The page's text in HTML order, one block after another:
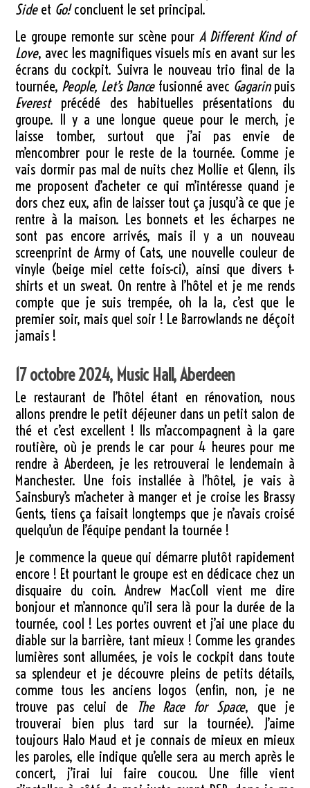
Sideet Go!concluent le set principal.
Le groupe remonte sur scène pour A Different Kind of
Love, avec les magnifiques visuels mis en avant sur les
écrans du cockpit. Suivra le nouveau trio final de la
tournée, People, Let’s Dancefusionné avec Gagarinpuis
Everestprécédé des habituelles présentations du
groupe. Il y a une longue queue pour le merch, je
laisse tomber, surtout que j’ai pas envie de
m’encombrer pour le reste de la tournée. Comme je
vais dormir pas mal de nuits chez Mollie et Glenn, ils
me proposent d’acheter ce qui m’intéresse quand je
dors chez eux, afin de laisser tout ça jusqu’à ce que je
rentre à la maison. Les bonnets et les écharpes ne
sont pas encore arrivés, mais il y a un nouveau
screenprint de Army of Cats, une nouvelle couleur de
vinyle (beige miel cette fois-ci), ainsi que divers t-
shirts et un sweat. On rentre à l’hôtel et je me rends
compte que je suis trempée, oh la la, c’est que le
premier soir, mais quel soir ! Le Barrowlands ne déçoit
jamais !
17 octobre 2024, Music Hall, Aberdeen
Le restaurant de l’hôtel étant en rénovation, nous
allons prendre le petit déjeuner dans un petit salon de
thé et c’est excellent ! Ils m’accompagnent à la gare
routière, où je prends le car pour 4 heures pour me
rendre à Aberdeen, je les retrouverai le lendemain à
Manchester. Une fois installée à l’hôtel, je vais à
Sainsbury’s m’acheter à manger et je croise les Brassy
Gents, tiens ça faisait longtemps que je n’avais croisé
quelqu’un de l’équipe pendant la tournée !
Je commence la queue qui démarre plutôt rapidement
encore ! Et pourtant le groupe est en dédicace chez un
disquaire du coin. Andrew MacColl vient me dire
bonjour et m’annonce qu’il sera là pour la durée de la
tournée, cool ! Les portes ouvrent et j’ai une place du
diable sur la barrière, tant mieux ! Comme les grandes
lumières sont allumées, je vois le cockpit dans toute
sa splendeur et je découvre pleins de petits détails,
comme tous les anciens logos (enfin, non, je ne
trouve pas celui de
The Race for Space, que je
trouverai bien plus tard sur la tournée). J’aime
toujours Halo Maud et je connais de mieux en mieux
les paroles, elle indique qu’elle sera au merch après le
concert, j’irai lui faire coucou. Une fille vient